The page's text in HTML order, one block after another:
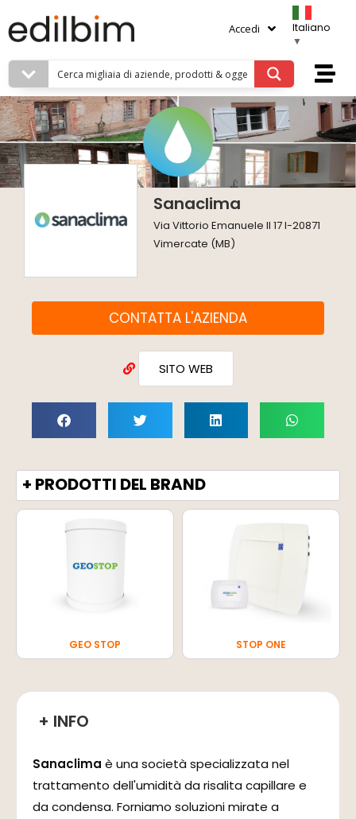
Accedi
Italiano
▼
Sanaclima
Via Vittorio Emanuele II 17 I-20871
Vimercate (MB)
CONTATTA L'AZIENDA
SITO WEB
+ PRODOTTI DEL BRAND
GEO STOP STOP ONE
+ INFO
Sanaclima è una società specializzata nel
trattamento dell'umidità da risalita capillare e
da condensa. Forniamo soluzioni mirate a